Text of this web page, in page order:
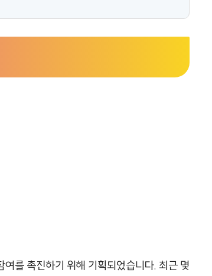
를 촉진하기 위해 기획되었습니다. 최근 몇